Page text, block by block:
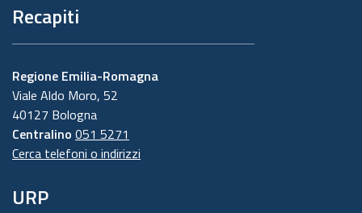
Recapiti
Regione Emilia-Romagna
Viale Aldo Moro, 52
40127 Bologna
Centralino 051 5271
Cerca telefoni o indirizzi
URP